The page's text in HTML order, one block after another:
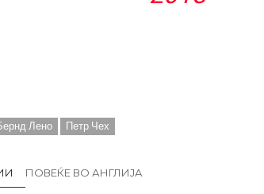
Лено Петр Чех
ПОВЕЌЕ ВО АНГЛИЈА